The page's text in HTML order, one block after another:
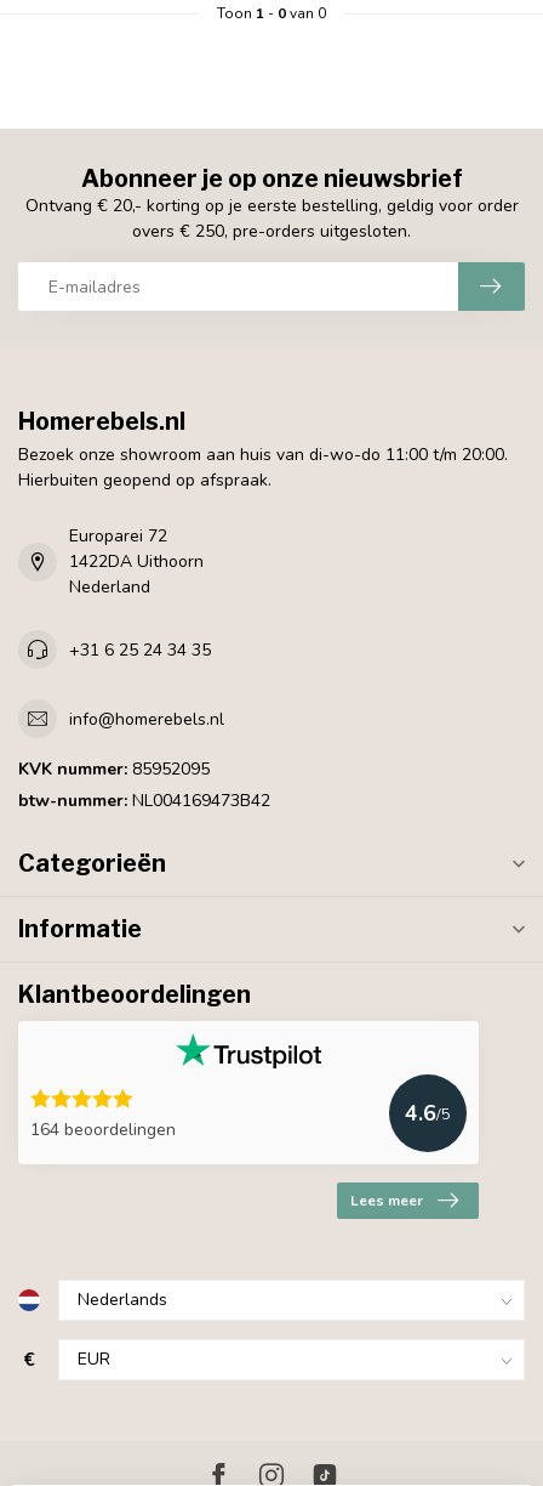
Toon 1- 0van 0
Abonneer je op onze nieuwsbrief
Ontvang € 20,- korting op je eerste bestelling, geldig voor order
overs € 250, pre-orders uitgesloten.
Homerebels.nl
Bezoek onze showroom aan huis van di-wo-do 11:00 t/m 20:00.
Hierbuiten geopend op afspraak.
Europarei 72
1422DA Uithoorn
Nederland
+31 6 25 24 34 35
info@homerebels.nl
KVK nummer: 85952095
btw-nummer: NL004169473B42
Categorieën
Informatie
Klantbeoordelingen
164 beoordelingen
4.6/5
Lees meer
€